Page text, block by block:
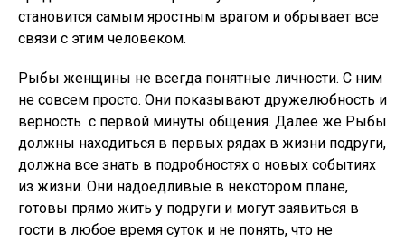
становится самым яростным врагом и обрывает все
связи с этим человеком.
Рыбы женщины не всегда понятные личности. С ним
не совсем просто. Они показывают дружелюбность и
верность с первой минуты общения. Далее же Рыбы
должны находиться в первых рядах в жизни подруги,
должна все знать в подробностях о новых событиях
из жизни. Они надоедливые в некотором плане,
готовы прямо жить у подруги и могут заявиться в
гости в любое время суток и не понять, что не